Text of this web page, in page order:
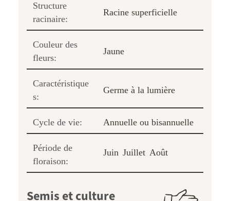
Structure
racinaire:
Racine superficielle
Couleur des
fleurs:
Jaune
Caractéristique
s:
Germe à la lumière
Cycle de vie: Annuelle ou bisannuelle
Période de
floraison:
Juin Juillet Août
Semis et culture